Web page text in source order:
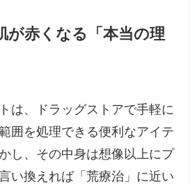
が赤くなる「本当の理
は、ドラッグストアで手軽に
囲を処理できる便利なアイテ
し、その中身は想像以上にプ
い換えれば「荒療治」に近い